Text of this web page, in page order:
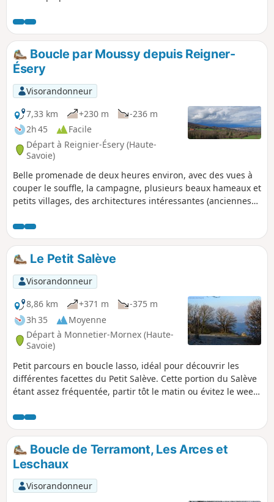
Boucle par Moussy depuis Reigner-
Ésery
Visorandonneur
7,33 km
+230 m
-236 m
2h 45
Facile
Départ à Reignier-Ésery (Haute-
Savoie)
Belle promenade de deux heures environ, avec des vues à
couper le souffle, la campagne, plusieurs beaux hameaux et
petits villages, des architectures intéressantes (anciennes
vallée de l'Arve, vers Vertraz-Mentoux et le Lac Léman.
Le Petit Salève
Visorandonneur
8,86 km
+371 m
-375 m
3h 35
Moyenne
Départ à Monnetier-Mornex (Haute-
Savoie)
Petit parcours en boucle lasso, idéal pour découvrir les
différentes facettes du Petit Salève. Cette portion du Salève
étant assez fréquentée, partir tôt le matin ou évitez le week-
Boucle de Terramont, Les Arces et
Leschaux
Visorandonneur